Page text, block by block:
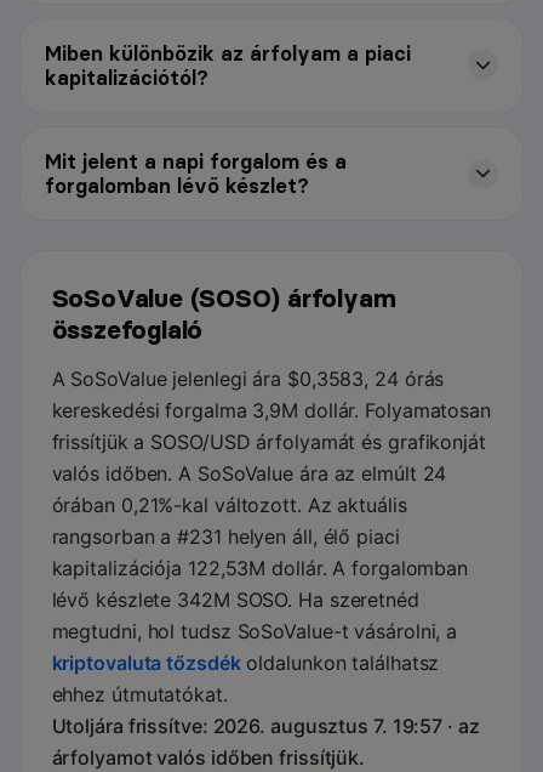
Miben különbözik az árfolyam a piaci
kapitalizációtól?
Mit jelent a napi forgalom és a
forgalomban lévő készlet?
SoSoValue (SOSO) árfolyam
összefoglaló
A SoSoValue jelenlegi ára $0,3583, 24 órás
kereskedési forgalma 3,9M dollár. Folyamatosan
frissítjük a SOSO/USD árfolyamát és grafikonját
valós időben. A SoSoValue ára az elmúlt 24
órában 0,21%-kal változott. Az aktuális
rangsorban a #231 helyen áll, élő piaci
kapitalizációja 122,53M dollár. A forgalomban
lévő készlete 342M SOSO. Ha szeretnéd
megtudni, hol tudsz SoSoValue-t vásárolni, a
kriptovaluta tőzsdékoldalunkon találhatsz
ehhez útmutatókat.
Utoljára frissítve: 2026. augusztus 7. 19:57 · az
árfolyamot valós időben frissítjük.